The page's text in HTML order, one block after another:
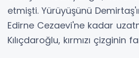
etmişti. Yürüyüşünü
Edirne Cezaevi'ne kadar
Kılıçdaroğlu, kırmızı çizginin